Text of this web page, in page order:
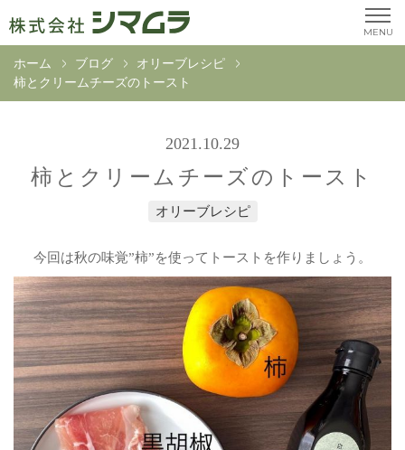
MENU
ホーム ブログ
オリーブレシピ
柿とクリームチーズのトースト
2021.10.29
柿とクリームチーズのトースト
オリーブレシピ
今回は秋の味覚”柿”を使ってトーストを作りましょう。